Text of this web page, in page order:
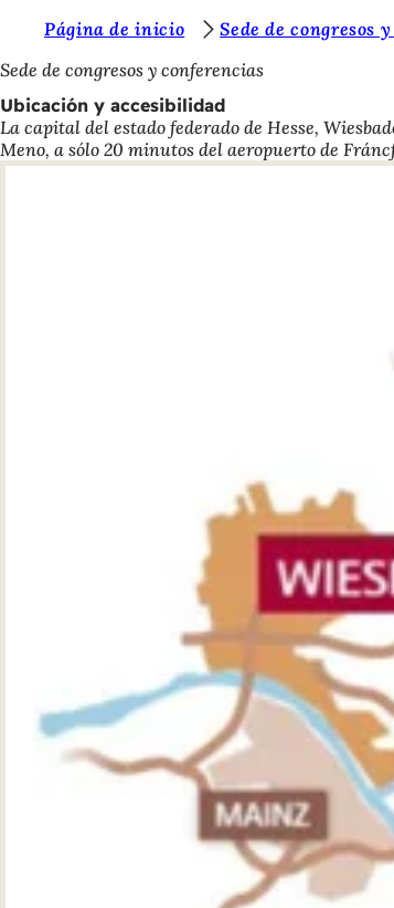
Saltar al contenido
s
t
á
s
Página de inicio Sede de congresos
Sede de congresos y conferencias
Ubicación y accesibilidad
La capital del estado federado de Hesse,
Meno, a sólo 20 minutos del aeropuerto de